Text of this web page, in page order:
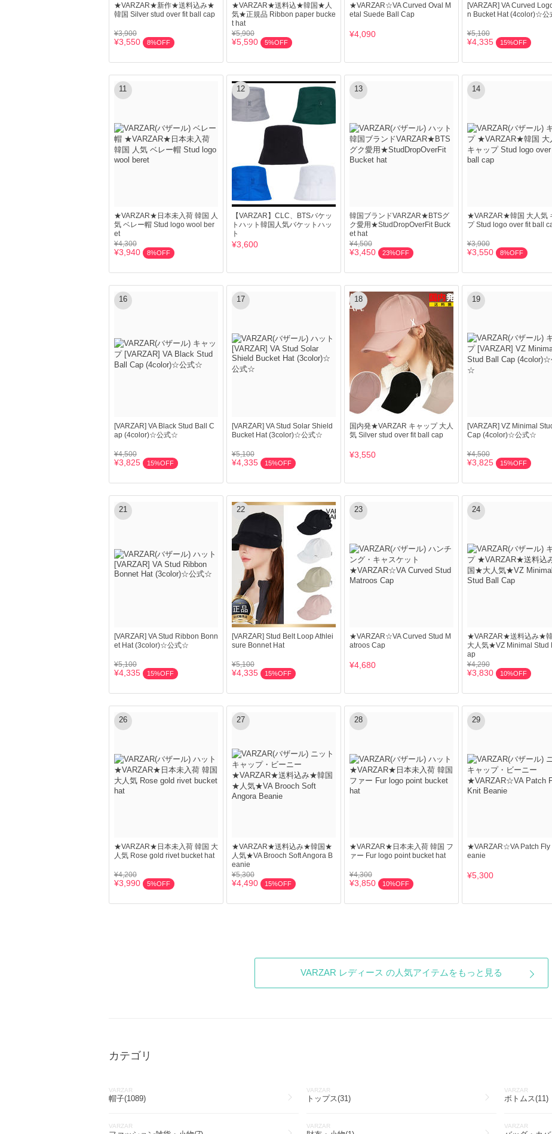
★VARZAR★新作★送料込み★
韓国 Silver stud over fit ball cap
¥3,900
¥3,550 8%OFF
★VARZAR★送料込★韓国★人
気★正規品 Ribbon paper bucke
t hat
¥5,900
¥5,590 5%OFF
★VARZAR☆VA Curved Oval M
etal Suede Ball Cap
¥4,090
[VARZAR] VA Curved
n Bucket Hat (4color)☆
¥5,100
¥4,335 15%OFF
11
★VARZAR★日本未入荷 韓国 人
気 ベレー帽 Stud logo wool ber
et
¥4,300
¥3,940 8%OFF
12
【VARZAR】CLC、BTSバケッ
トハット韓国人気バケットハッ
ト
¥3,600
13
韓国ブランドVARZAR★BTSグ
ク愛用★StudDropOverFit Buck
et hat
¥4,500
¥3,450 23%OFF
14
★VARZAR★韓国 大人気
プ Stud logo over fit ball
¥3,900
¥3,550 8%OFF
16
[VARZAR] VA Black Stud Ball C
ap (4color)☆公式☆
¥4,500
¥3,825 15%OFF
17
[VARZAR] VA Stud Solar Shield
Bucket Hat (3color)☆公式☆
¥5,100
¥4,335 15%OFF
18
国内発★VARZAR キャップ 大人
気 Silver stud over fit ball cap
¥3,550
19
[VARZAR] VZ Minimal
Cap (4color)☆公式☆
¥4,500
¥3,825 15%OFF
21
[VARZAR] VA Stud Ribbon Bonn
et Hat (3color)☆公式☆
¥5,100
¥4,335 15%OFF
22
[VARZAR] Stud Belt Loop Athlei
sure Bonnet Hat
¥5,100
¥4,335 15%OFF
23
★VARZAR☆VA Curved Stud M
atroos Cap
¥4,680
24
★VARZAR★送料込み★
大人気★VZ Minimal Stud
ap
¥4,290
¥3,830 10%OFF
26
★VARZAR★日本未入荷 韓国 大
人気 Rose gold rivet bucket hat
¥4,200
¥3,990 5%OFF
27
★VARZAR★送料込み★韓国★
人気★VA Brooch Soft Angora B
eanie
¥5,300
¥4,490 15%OFF
28
★VARZAR★日本未入荷 韓国 フ
ァー Fur logo point bucket hat
¥4,300
¥3,850 10%OFF
29
★VARZAR☆VA Patch Fly
eanie
¥5,300
VARZAR レディース の人気アイテムをもっと見る
カテゴリ
VARZAR
帽子(1089)
VARZAR
トップス(31)
VARZAR
ボトムス(11)
VARZAR VARZAR VARZAR